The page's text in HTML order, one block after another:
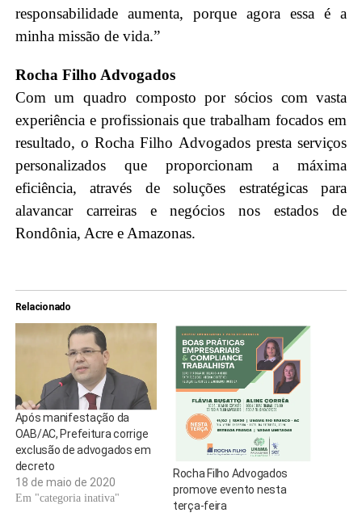
responsabilidade aumenta, porque agora essa é a
minha missão de vida.”
Rocha Filho Advogados
Com um quadro composto por sócios com vasta
experiência e profissionais que trabalham focados em
resultado, o Rocha Filho Advogados presta serviços
personalizados que proporcionam a máxima
eficiência, através de soluções estratégicas para
alavancar carreiras e negócios nos estados de
Rondônia, Acre e Amazonas.
Relacionado
Após manifestação da
OAB/AC, Prefeitura corrige
exclusão de advogados em
decreto
18 de maio de 2020
Em "categoria inativa"
Rocha Filho Advogados
promove evento nesta
terça-feira